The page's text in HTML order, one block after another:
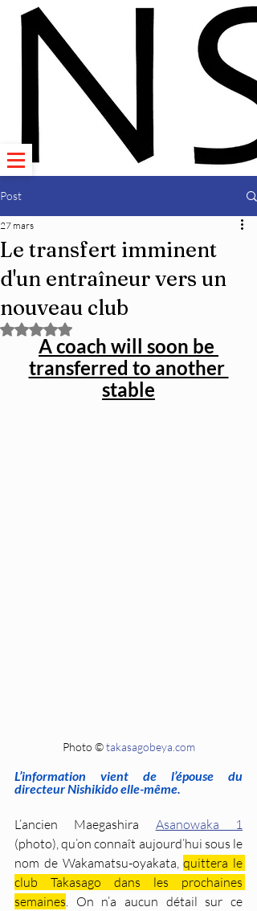
Post
Le transfert imminent
d'un entraîneur vers un
nouveau club
27 mars
Noté NaN étoiles sur 5.
A coach will soon be
transferred to another
stable
Photo © takasagobeya.com
L’information vient de l’épouse du
directeur Nishikido elle-même.
L’ancien Maegashira Asanowaka 1
(photo), qu’on connaît aujourd’hui sous le
nom de Wakamatsu-oyakata, quittera le
club Takasago dans les prochaines
semaines. On n’a aucun détail sur ce